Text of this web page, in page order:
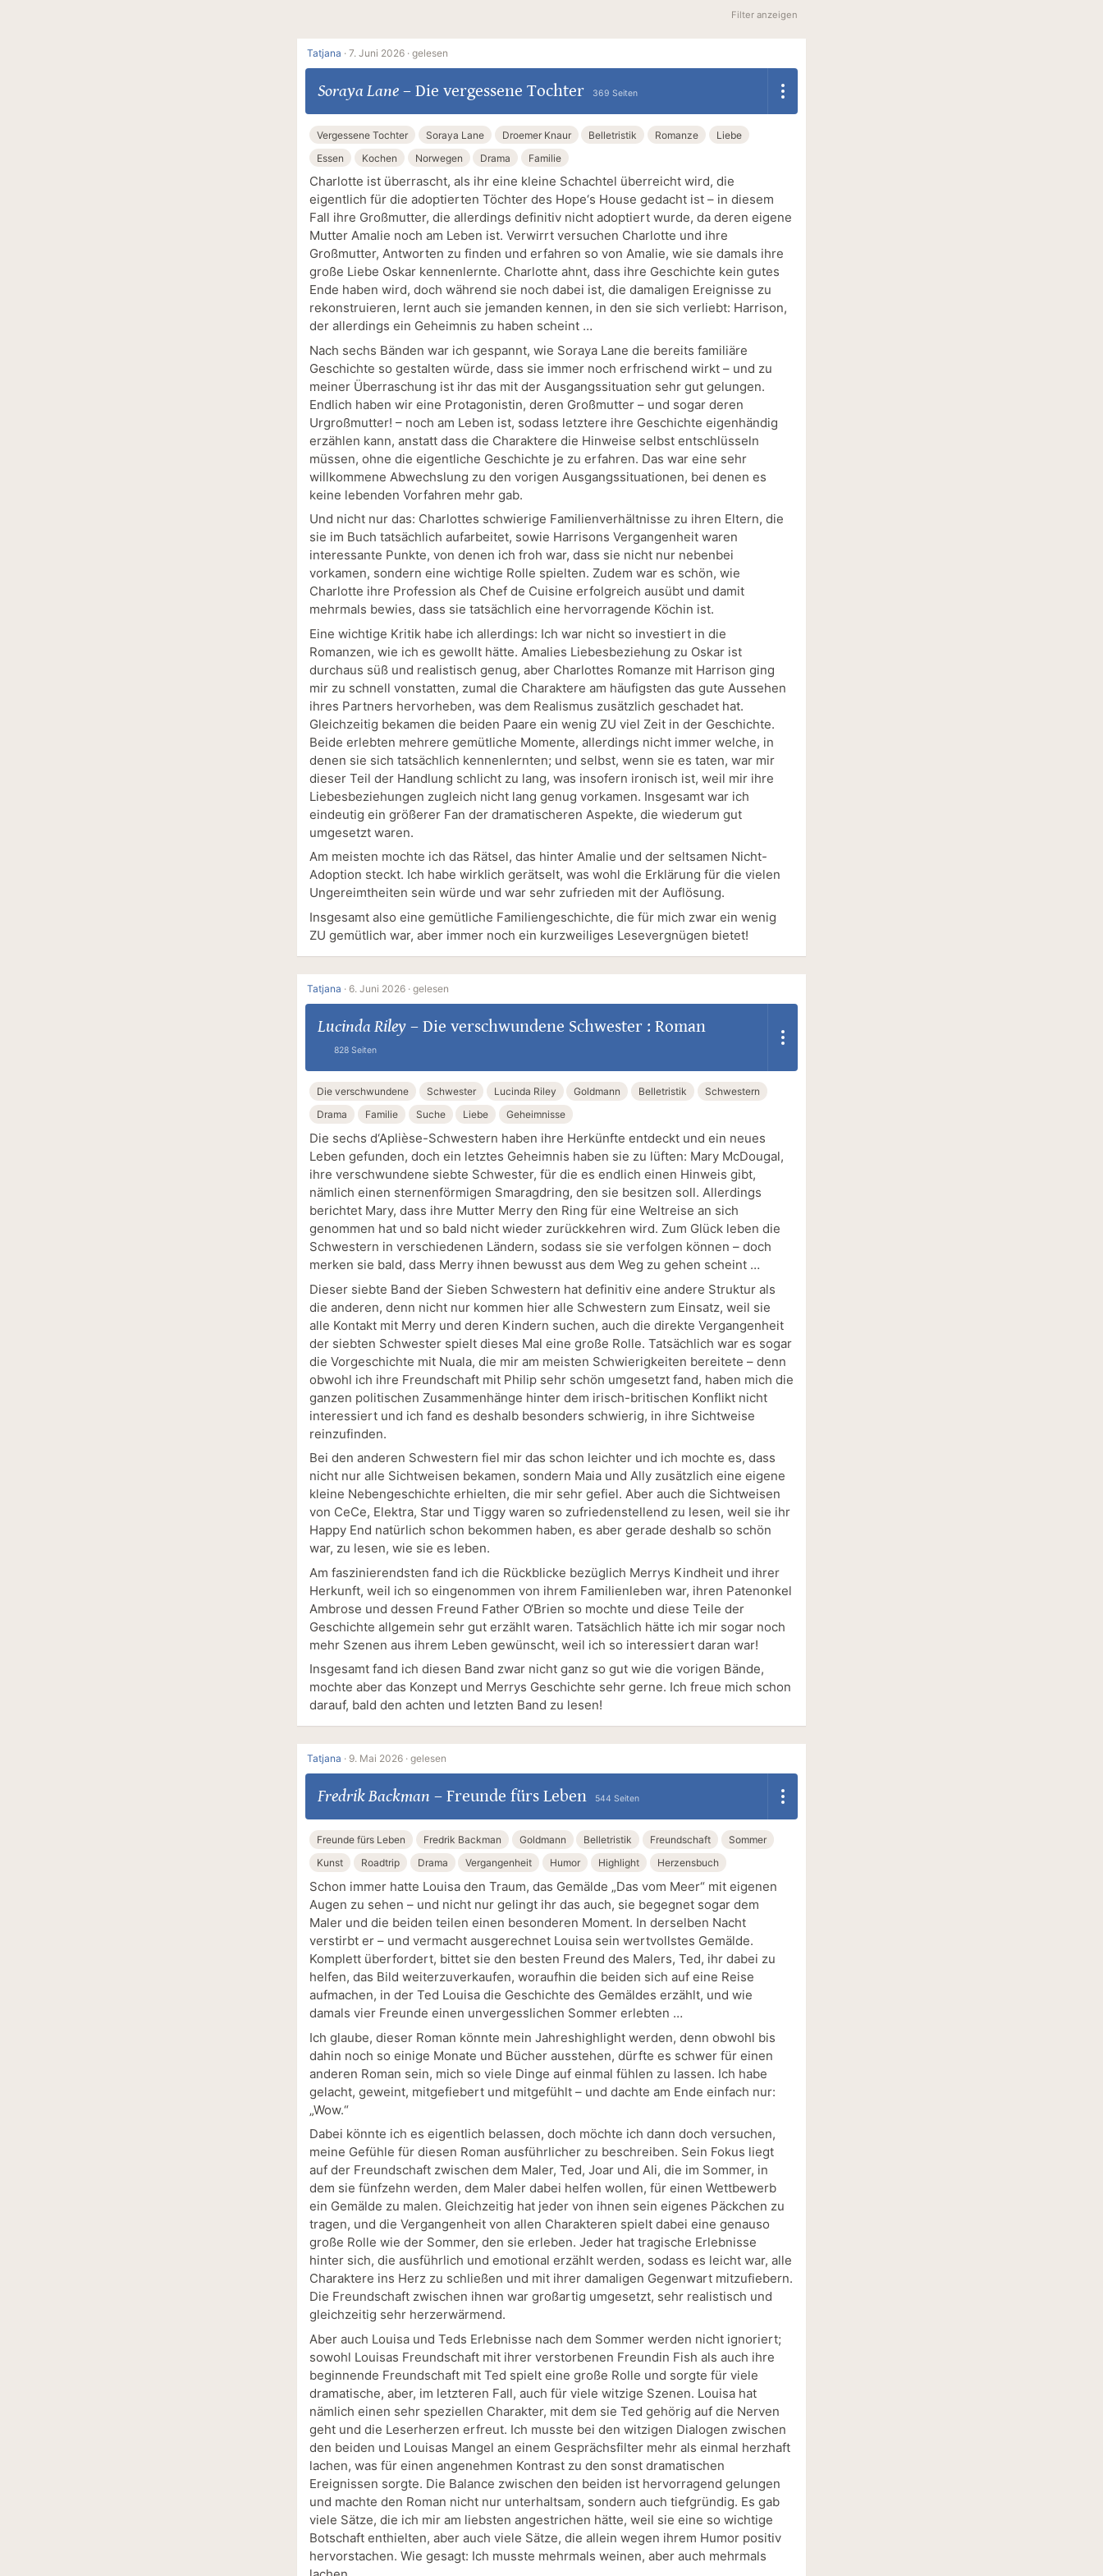
Filter anzeigen
Tatjana · 7. Juni 2026 · gelesen
Soraya Lane– Die vergessene Tochter 369 Seiten
Vergessene Tochter Soraya Lane Droemer Knaur Belletristik Romanze
Liebe
Essen
Kochen Norwegen Drama Familie
Charlotte ist überrascht, als ihr eine kleine Schachtel überreicht wird, die
eigentlich für die adoptierten Töchter des Hope‘s House gedacht ist – in diesem
Fall ihre Großmutter, die allerdings definitiv nicht adoptiert wurde, da deren eigene
Mutter Amalie noch am Leben ist. Verwirrt versuchen Charlotte und ihre
Großmutter, Antworten zu finden und erfahren so von Amalie, wie sie damals ihre
große Liebe Oskar kennenlernte. Charlotte ahnt, dass ihre Geschichte kein gutes
Ende haben wird, doch während sie noch dabei ist, die damaligen Ereignisse zu
rekonstruieren, lernt auch sie jemanden kennen, in den sie sich verliebt: Harrison,
der allerdings ein Geheimnis zu haben scheint …
Nach sechs Bänden war ich gespannt, wie Soraya Lane die bereits familiäre
Geschichte so gestalten würde, dass sie immer noch erfrischend wirkt – und zu
meiner Überraschung ist ihr das mit der Ausgangssituation sehr gut gelungen.
Endlich haben wir eine Protagonistin, deren Großmutter – und sogar deren
Urgroßmutter! – noch am Leben ist, sodass letztere ihre Geschichte eigenhändig
erzählen kann, anstatt dass die Charaktere die Hinweise selbst entschlüsseln
müssen, ohne die eigentliche Geschichte je zu erfahren. Das war eine sehr
willkommene Abwechslung zu den vorigen Ausgangssituationen, bei denen es
keine lebenden Vorfahren mehr gab.
Und nicht nur das: Charlottes schwierige Familienverhältnisse zu ihren Eltern, die
sie im Buch tatsächlich aufarbeitet, sowie Harrisons Vergangenheit waren
interessante Punkte, von denen ich froh war, dass sie nicht nur nebenbei
vorkamen, sondern eine wichtige Rolle spielten. Zudem war es schön, wie
Charlotte ihre Profession als Chef de Cuisine erfolgreich ausübt und damit
mehrmals bewies, dass sie tatsächlich eine hervorragende Köchin ist.
Eine wichtige Kritik habe ich allerdings: Ich war nicht so investiert in die
Romanzen, wie ich es gewollt hätte. Amalies Liebesbeziehung zu Oskar ist
durchaus süß und realistisch genug, aber Charlottes Romanze mit Harrison ging
mir zu schnell vonstatten, zumal die Charaktere am häufigsten das gute Aussehen
ihres Partners hervorheben, was dem Realismus zusätzlich geschadet hat.
Gleichzeitig bekamen die beiden Paare ein wenig ZU viel Zeit in der Geschichte.
Beide erlebten mehrere gemütliche Momente, allerdings nicht immer welche, in
denen sie sich tatsächlich kennenlernten; und selbst, wenn sie es taten, war mir
dieser Teil der Handlung schlicht zu lang, was insofern ironisch ist, weil mir ihre
Liebesbeziehungen zugleich nicht lang genug vorkamen. Insgesamt war ich
eindeutig ein größerer Fan der dramatischeren Aspekte, die wiederum gut
umgesetzt waren.
Am meisten mochte ich das Rätsel, das hinter Amalie und der seltsamen Nicht-
Adoption steckt. Ich habe wirklich gerätselt, was wohl die Erklärung für die vielen
Ungereimtheiten sein würde und war sehr zufrieden mit der Auflösung.
Insgesamt also eine gemütliche Familiengeschichte, die für mich zwar ein wenig
ZU gemütlich war, aber immer noch ein kurzweiliges Lesevergnügen bietet!
Tatjana · 6. Juni 2026 · gelesen
Lucinda Riley– Die verschwundene Schwester : Roman
828 Seiten
Die verschwundene Schwester Lucinda Riley Goldmann Belletristik
Schwestern
Drama
Familie Suche Liebe Geheimnisse
Die sechs d‘Aplièse-Schwestern haben ihre Herkünfte entdeckt und ein neues
Leben gefunden, doch ein letztes Geheimnis haben sie zu lüften: Mary McDougal,
ihre verschwundene siebte Schwester, für die es endlich einen Hinweis gibt,
nämlich einen sternenförmigen Smaragdring, den sie besitzen soll. Allerdings
berichtet Mary, dass ihre Mutter Merry den Ring für eine Weltreise an sich
genommen hat und so bald nicht wieder zurückkehren wird. Zum Glück leben die
Schwestern in verschiedenen Ländern, sodass sie sie verfolgen können – doch
merken sie bald, dass Merry ihnen bewusst aus dem Weg zu gehen scheint …
Dieser siebte Band der Sieben Schwestern hat definitiv eine andere Struktur als
die anderen, denn nicht nur kommen hier alle Schwestern zum Einsatz, weil sie
alle Kontakt mit Merry und deren Kindern suchen, auch die direkte Vergangenheit
der siebten Schwester spielt dieses Mal eine große Rolle. Tatsächlich war es sogar
die Vorgeschichte mit Nuala, die mir am meisten Schwierigkeiten bereitete – denn
obwohl ich ihre Freundschaft mit Philip sehr schön umgesetzt fand, haben mich die
ganzen politischen Zusammenhänge hinter dem irisch-britischen Konflikt nicht
interessiert und ich fand es deshalb besonders schwierig, in ihre Sichtweise
reinzufinden.
Bei den anderen Schwestern fiel mir das schon leichter und ich mochte es, dass
nicht nur alle Sichtweisen bekamen, sondern Maia und Ally zusätzlich eine eigene
kleine Nebengeschichte erhielten, die mir sehr gefiel. Aber auch die Sichtweisen
von CeCe, Elektra, Star und Tiggy waren so zufriedenstellend zu lesen, weil sie ihr
Happy End natürlich schon bekommen haben, es aber gerade deshalb so schön
war, zu lesen, wie sie es leben.
Am faszinierendsten fand ich die Rückblicke bezüglich Merrys Kindheit und ihrer
Herkunft, weil ich so eingenommen von ihrem Familienleben war, ihren Patenonkel
Ambrose und dessen Freund Father O‘Brien so mochte und diese Teile der
Geschichte allgemein sehr gut erzählt waren. Tatsächlich hätte ich mir sogar noch
mehr Szenen aus ihrem Leben gewünscht, weil ich so interessiert daran war!
Insgesamt fand ich diesen Band zwar nicht ganz so gut wie die vorigen Bände,
mochte aber das Konzept und Merrys Geschichte sehr gerne. Ich freue mich schon
darauf, bald den achten und letzten Band zu lesen!
Tatjana · 9. Mai 2026 · gelesen
Fredrik Backman – Freunde fürs Leben 544 Seiten
Freunde fürs Leben Fredrik Backman Goldmann Belletristik Freundschaft
Sommer
Kunst
Roadtrip Drama Vergangenheit Humor Highlight Herzensbuch
Schon immer hatte Louisa den Traum, das Gemälde „Das vom Meer“ mit eigenen
Augen zu sehen – und nicht nur gelingt ihr das auch, sie begegnet sogar dem
Maler und die beiden teilen einen besonderen Moment. In derselben Nacht
verstirbt er – und vermacht ausgerechnet Louisa sein wertvollstes Gemälde.
Komplett überfordert, bittet sie den besten Freund des Malers, Ted, ihr dabei zu
helfen, das Bild weiterzuverkaufen, woraufhin die beiden sich auf eine Reise
aufmachen, in der Ted Louisa die Geschichte des Gemäldes erzählt, und wie
damals vier Freunde einen unvergesslichen Sommer erlebten …
Ich glaube, dieser Roman könnte mein Jahreshighlight werden, denn obwohl bis
dahin noch so einige Monate und Bücher ausstehen, dürfte es schwer für einen
anderen Roman sein, mich so viele Dinge auf einmal fühlen zu lassen. Ich habe
gelacht, geweint, mitgefiebert und mitgefühlt – und dachte am Ende einfach nur:
„Wow.“
Dabei könnte ich es eigentlich belassen, doch möchte ich dann doch versuchen,
meine Gefühle für diesen Roman ausführlicher zu beschreiben. Sein Fokus liegt
auf der Freundschaft zwischen dem Maler, Ted, Joar und Ali, die im Sommer, in
dem sie fünfzehn werden, dem Maler dabei helfen wollen, für einen Wettbewerb
ein Gemälde zu malen. Gleichzeitig hat jeder von ihnen sein eigenes Päckchen zu
tragen, und die Vergangenheit von allen Charakteren spielt dabei eine genauso
große Rolle wie der Sommer, den sie erleben. Jeder hat tragische Erlebnisse
hinter sich, die ausführlich und emotional erzählt werden, sodass es leicht war, alle
Charaktere ins Herz zu schließen und mit ihrer damaligen Gegenwart mitzufiebern.
Die Freundschaft zwischen ihnen war großartig umgesetzt, sehr realistisch und
gleichzeitig sehr herzerwärmend.
Aber auch Louisa und Teds Erlebnisse nach dem Sommer werden nicht ignoriert;
sowohl Louisas Freundschaft mit ihrer verstorbenen Freundin Fish als auch ihre
beginnende Freundschaft mit Ted spielt eine große Rolle und sorgte für viele
dramatische, aber, im letzteren Fall, auch für viele witzige Szenen. Louisa hat
nämlich einen sehr speziellen Charakter, mit dem sie Ted gehörig auf die Nerven
geht und die Leserherzen erfreut. Ich musste bei den witzigen Dialogen zwischen
den beiden und Louisas Mangel an einem Gesprächsfilter mehr als einmal herzhaft
lachen, was für einen angenehmen Kontrast zu den sonst dramatischen
Ereignissen sorgte. Die Balance zwischen den beiden ist hervorragend gelungen
und machte den Roman nicht nur unterhaltsam, sondern auch tiefgründig. Es gab
viele Sätze, die ich mir am liebsten angestrichen hätte, weil sie eine so wichtige
Botschaft enthielten, aber auch viele Sätze, die allein wegen ihrem Humor positiv
hervorstachen. Wie gesagt: Ich musste mehrmals weinen, aber auch mehrmals